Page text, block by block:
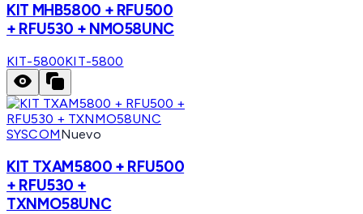
KIT MHB5800 + RFU500
+ RFU530 + NMO58UNC
KIT-5800KIT-5800
SYSCOMNuevo
KIT TXAM5800 + RFU500
+ RFU530 +
TXNMO58UNC